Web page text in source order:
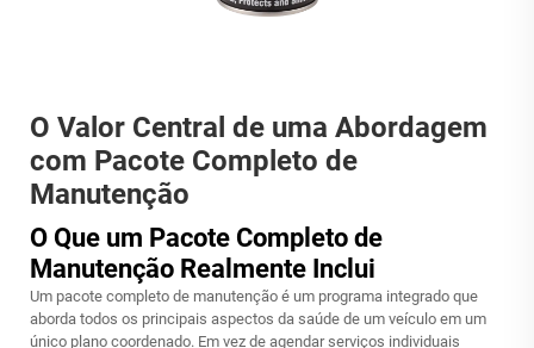
O Valor Central de uma Abordagem
com Pacote Completo de
Manutenção
O Que um Pacote Completo de
Manutenção Realmente Inclui
Um pacote completo de manutenção é um programa integrado que
aborda todos os principais aspectos da saúde de um veículo em um
único plano coordenado. Em vez de agendar serviços individuais